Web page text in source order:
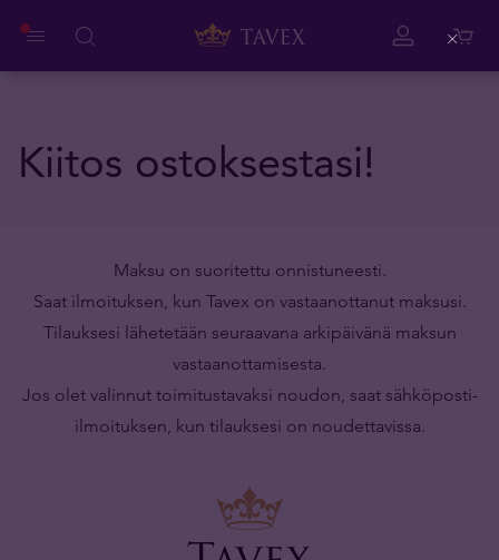
Kiitos ostoksestasi!
Maksu on suoritettu onnistuneesti.
Saat ilmoituksen, kun Tavex on vastaanottanut maksusi.
Tilauksesi lähetetään seuraavana arkipäivänä maksun
vastaanottamisesta.
Jos olet valinnut toimitustavaksi noudon, saat sähköposti-
ilmoituksen, kun tilauksesi on noudettavissa.
Close